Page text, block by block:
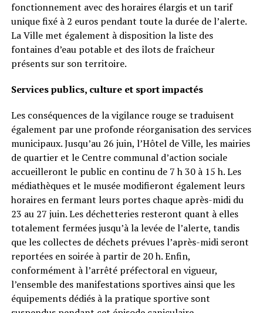
fonctionnement avec des horaires élargis et un tarif
unique fixé à 2 euros pendant toute la durée de l’alerte.
La Ville met également à disposition la liste des
fontaines d’eau potable et des îlots de fraîcheur
présents sur son territoire.
Services publics, culture et sport impactés
Les conséquences de la vigilance rouge se traduisent
également par une profonde réorganisation des services
municipaux. Jusqu’au 26 juin, l’Hôtel de Ville, les mairies
de quartier et le Centre communal d’action sociale
accueilleront le public en continu de 7 h 30 à 15 h. Les
médiathèques et le musée modifieront également leurs
horaires en fermant leurs portes chaque après-midi du
23 au 27 juin. Les déchetteries resteront quant à elles
totalement fermées jusqu’à la levée de l’alerte, tandis
que les collectes de déchets prévues l’après-midi seront
reportées en soirée à partir de 20 h. Enfin,
conformément à l’arrêté préfectoral en vigueur,
l’ensemble des manifestations sportives ainsi que les
équipements dédiés à la pratique sportive sont